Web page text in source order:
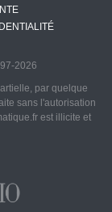
2026
par quelque
sans l'autorisation
est illicite et